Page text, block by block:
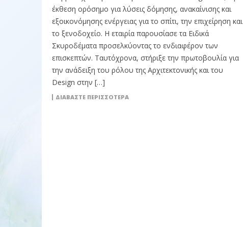
έκθεση ορόσημο για λύσεις δόμησης, ανακαίνισης και
εξοικονόμησης ενέργειας για το σπίτι, την επιχείρηση και
το ξενοδοχείο. Η εταιρία παρουσίασε τα Ειδικά
Σκυροδέματα προσελκύοντας το ενδιαφέρον των
επισκεπτών. Ταυτόχρονα, στήριξε την πρωτοβουλία για
την ανάδειξη του ρόλου της Αρχιτεκτονικής και του
Design στην […]
ΔΙΑΒΆΣΤΕ ΠΕΡΙΣΣΌΤΕΡΑ